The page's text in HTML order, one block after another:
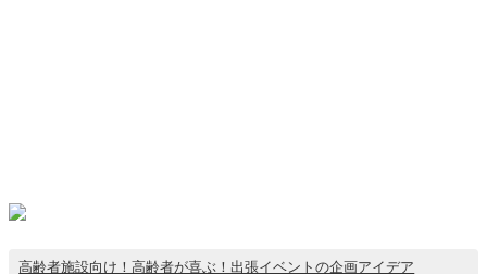
高齢者施設向け！高齢者が喜ぶ！出張イベントの企画アイデア